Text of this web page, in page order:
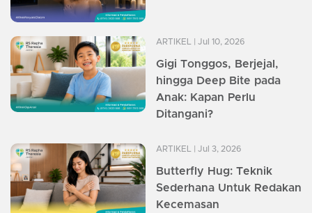
ARTIKEL | Jul 10, 2026
Gigi Tonggos, Berjejal,
hingga Deep Bite pada
Anak: Kapan Perlu
Ditangani?
ARTIKEL | Jul 3, 2026
Butterfly Hug: Teknik
Sederhana Untuk Redakan
Kecemasan